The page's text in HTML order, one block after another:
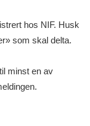
hos NIF. Husk
som skal delta.
minst en av